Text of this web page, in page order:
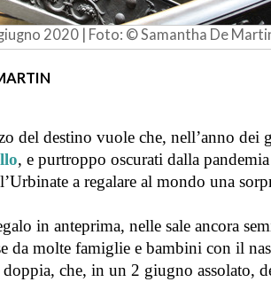
2020 | Foto: © Samantha De
del destino vuole che, nell’anno dei
, e purtroppo oscurati dalla
a regalare al mondo una
in anteprima, nelle sale ancora
da molte famiglie e bambini con il
che, in un 2 giugno assolato,